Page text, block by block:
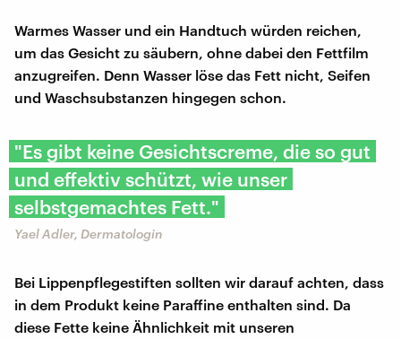
Warmes Wasser und ein Handtuch würden reichen,
um das Gesicht zu säubern, ohne dabei den Fettfilm
anzugreifen. Denn Wasser löse das Fett nicht, Seifen
und Waschsubstanzen hingegen schon.
"Es gibt keine Gesichtscreme, die so gut
und effektiv schützt, wie unser
selbstgemachtes Fett."
Yael Adler, Dermatologin
Bei Lippenpflegestiften sollten wir darauf achten, dass
in dem Produkt keine Paraffine enthalten sind. Da
diese Fette keine Ähnlichkeit mit unseren